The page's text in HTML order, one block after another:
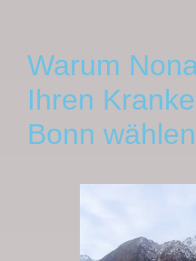
Warum
Ihren
Bonn